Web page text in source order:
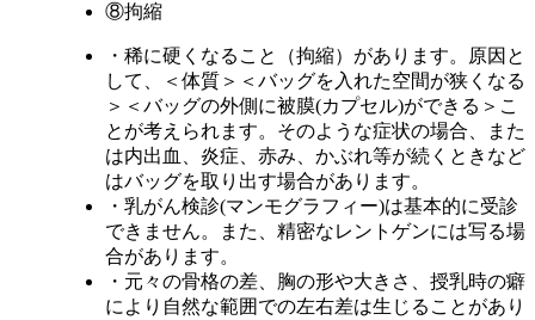
⑧拘縮
・稀に硬くなること（拘縮）があります。原因と
して、＜体質＞＜バッグを入れた空間が狭くなる
＞＜バッグの外側に被膜(カプセル)ができる＞こ
とが考えられます。そのような症状の場合、また
は内出血、炎症、赤み、かぶれ等が続くときなど
はバッグを取り出す場合があります。
・乳がん検診(マンモグラフィー)は基本的に受診
できません。また、精密なレントゲンには写る場
合があります。
・元々の骨格の差、胸の形や大きさ、授乳時の癖
により自然な範囲での左右差は生じることがあり